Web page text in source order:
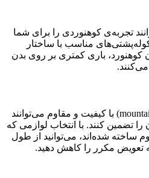
تجربه‌ی کوهنوردی را برای شما
مناسب با ساختار
کوهنورد، باری کمتری بر روی بدن
لوازم کوهنوردی (mountain equipment) با کیفیت و مقاوم می‌توانند
تضمین کنند. با انتخاب لوازمی که
ساخته شده‌اند، می‌توانید از طول
تعویض مکرر را کاهش دهید.